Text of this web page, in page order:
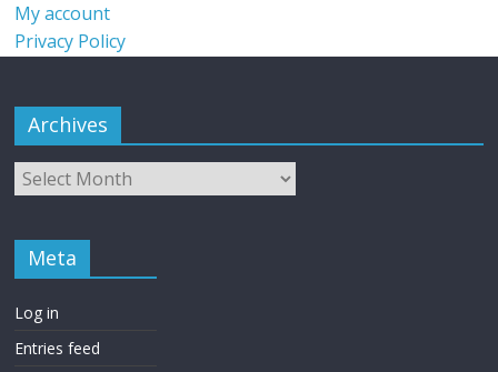
My account
Privacy Policy
Archives
Meta
Log in
Entries feed